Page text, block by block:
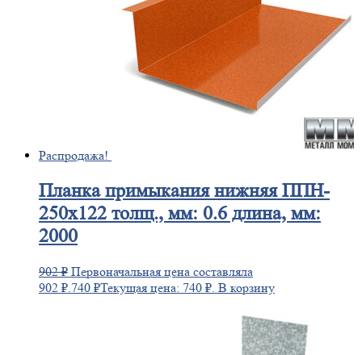
Распродажа!
Планкапримыкания нижняя ППН-
250х122 толщ., мм: 0.6 длина, мм:
2000
902₽ Первоначальная цена составляла
902 ₽. 740 ₽Текущая цена: 740 ₽. В корзину